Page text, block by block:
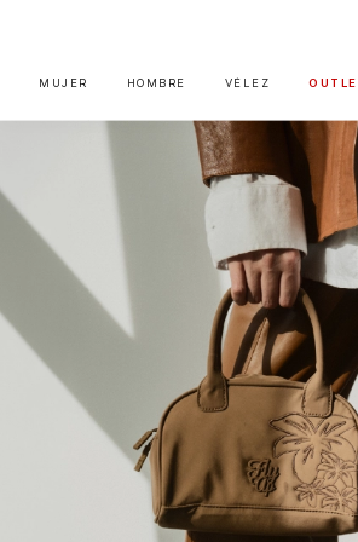
MUJER HOMBRE VÉLEZ